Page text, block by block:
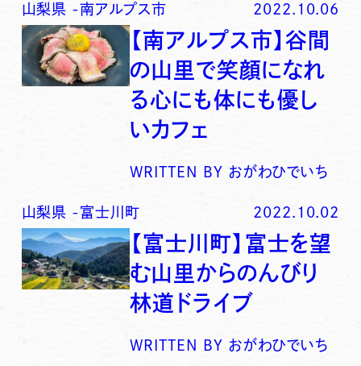
山梨県 -南アルプス市 2022.10.06
【南アルプス市】谷間
の山里で笑顔になれ
る心にも体にも優し
いカフェ
WRITTEN BY おがわひでいち
山梨県 -富士川町 2022.10.02
【富士川町】富士を望
む山里からのんびり
林道ドライブ
WRITTEN BY おがわひでいち